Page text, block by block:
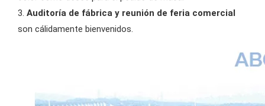
3. Auditoría de fábrica y reunión de feria comercial
son cálidamente bienvenidos.